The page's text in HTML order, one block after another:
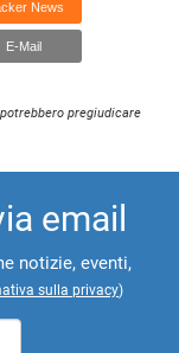
News
E-Mail
pregiudicare
email
notizie, eventi,
sulla privacy)